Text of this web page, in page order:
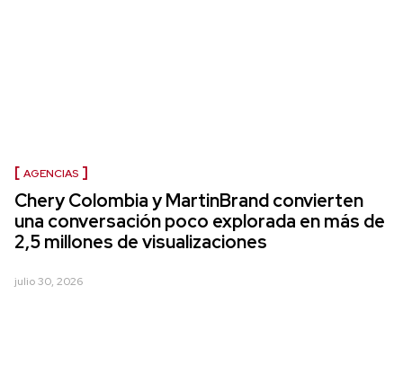
AGENCIAS
Chery Colombia y MartinBrand convierten
una conversación poco explorada en más de
2,5 millones de visualizaciones
julio 30, 2026